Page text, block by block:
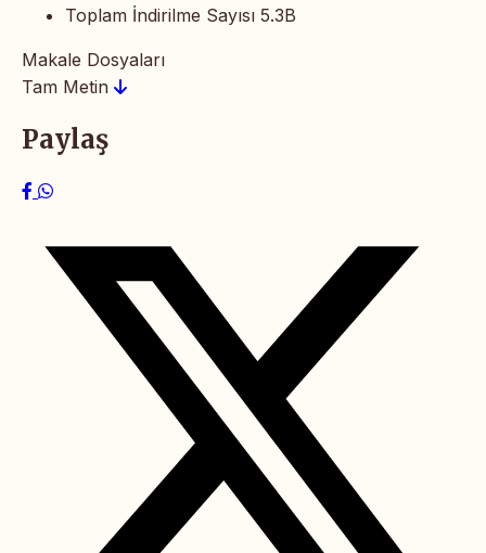
Toplam İndirilme Sayısı 5.3B
Makale Dosyaları
Tam Metin
Paylaş